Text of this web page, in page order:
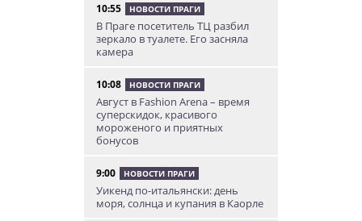
10:55 НОВОСТИ ПРАГИ
В Праге посетитель ТЦ разбил
зеркало в туалете. Его засняла
камера
10:08 НОВОСТИ ПРАГИ
Август в Fashion Arena – время
суперскидок, красивого
мороженого и приятных
бонусов
9:00 НОВОСТИ ПРАГИ
Уикенд по-итальянски: день
моря, солнца и купания в Каорле